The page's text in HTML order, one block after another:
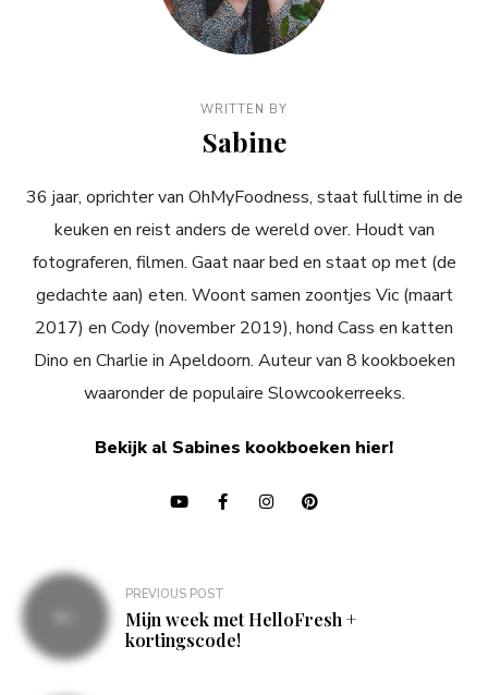
WRITTEN BY
Sabine
36 jaar, oprichter van OhMyFoodness, staat fulltime in de
keuken en reist anders de wereld over. Houdt van
fotograferen, filmen. Gaat naar bed en staat op met (de
gedachte aan) eten. Woont samen zoontjes Vic (maart
2017) en Cody (november 2019), hond Cass en katten
Dino en Charlie in Apeldoorn. Auteur van 8 kookboeken
waaronder de populaire Slowcookerreeks.
Bekijk al Sabines kookboeken hier!
Bericht
navigatie
PREVIOUS POST
Mijn week met HelloFresh +
kortingscode!